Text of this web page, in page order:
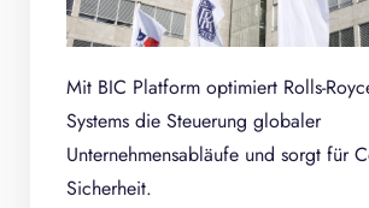
Mit BIC Platform optimiert Rolls-
Systems die Steuerung globaler
Unternehmensabläufe und sorgt für
Sicherheit.